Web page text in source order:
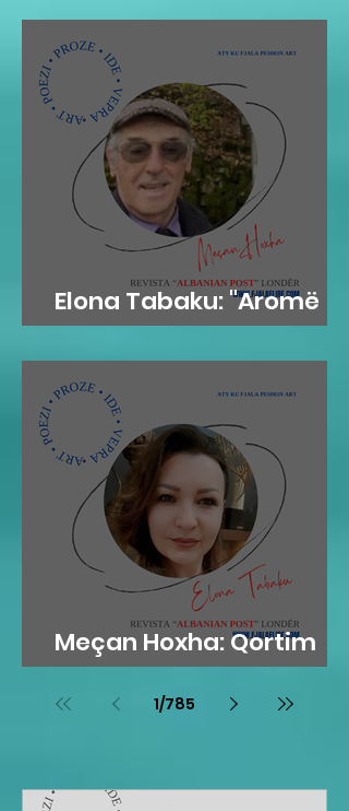
Elona Tabaku: "Aromë
gjethi"
Meçan Hoxha: Qortim
me dashuri
1/785